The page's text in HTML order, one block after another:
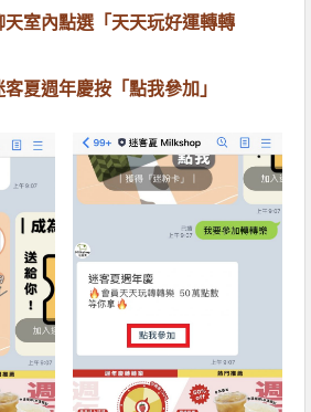
室內點選「天天玩好運轉轉
夏週年慶按「點我參加」